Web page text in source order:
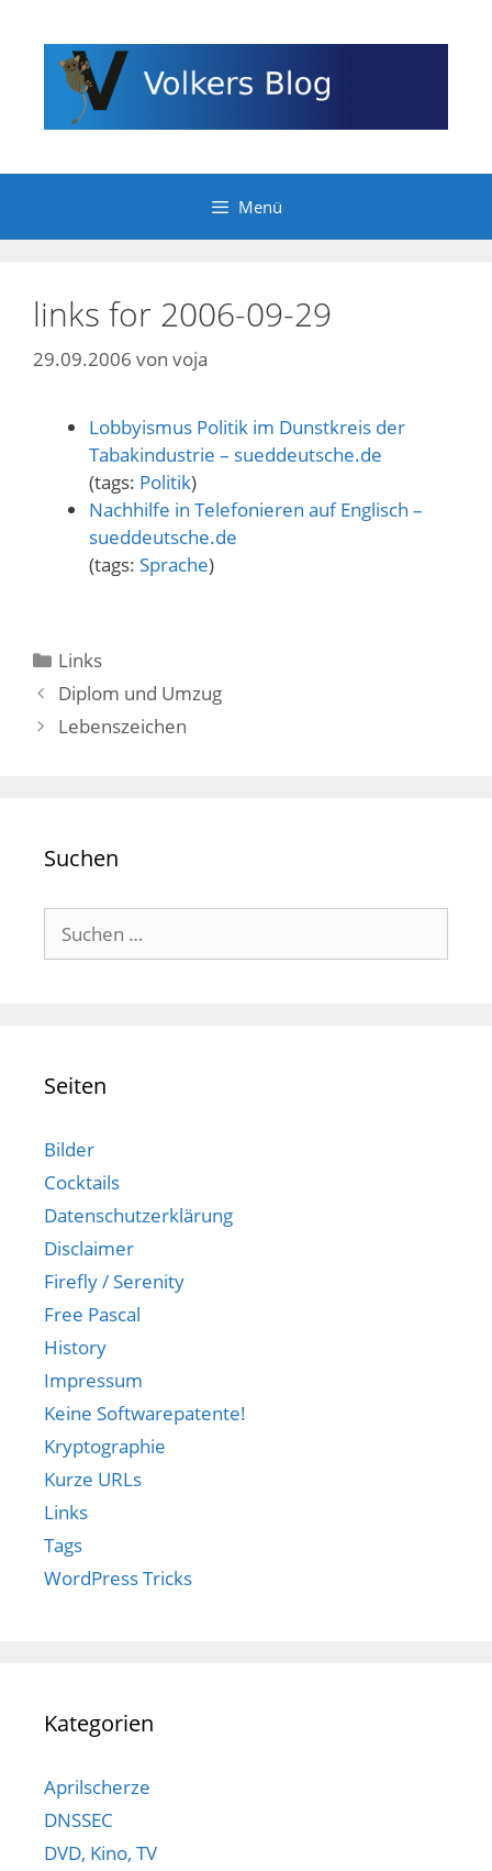
Inhalt
springen
Menü
links for 2006-09-29
29.09.2006 von voja
Lobbyismus Politik im Dunstkreis der
Tabakindustrie – sueddeutsche.de
(tags: Politik)
Nachhilfe in Telefonieren auf Englisch –
sueddeutsche.de
(tags: Sprache)
Kategorien
Links
Diplom und Umzug
Lebenszeichen
Suchen
nach:
Seiten
Bilder
Cocktails
Datenschutzerklärung
Disclaimer
Firefly / Serenity
Free Pascal
History
Impressum
Keine Softwarepatente!
Kryptographie
Kurze URLs
Links
Tags
WordPress Tricks
Kategorien
Aprilscherze
DNSSEC
DVD, Kino, TV